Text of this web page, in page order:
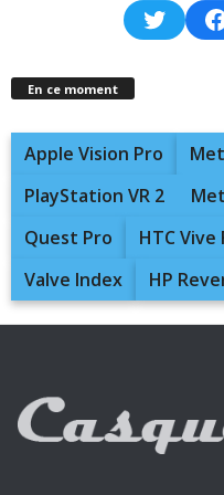
Twitter
En ce moment
Apple Vision Pro
PlayStation VR 2
Quest Pro
HTC Vive
Valve Index
HP